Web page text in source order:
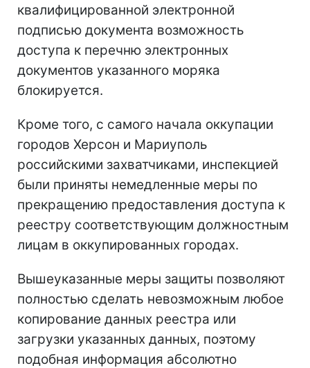
квалифицированной электронной
подписью документа возможность
доступа к перечню электронных
документов указанного моряка
блокируется.
Кроме того, с самого начала оккупации
городов Херсон и Мариуполь
российскими захватчиками, инспекцией
были приняты немедленные меры по
прекращению предоставления доступа к
реестру соответствующим должностным
лицам в оккупированных городах.
Вышеуказанные меры защиты позволяют
полностью сделать невозможным любое
копирование данных реестра или
загрузки указанных данных, поэтому
подобная информация абсолютно